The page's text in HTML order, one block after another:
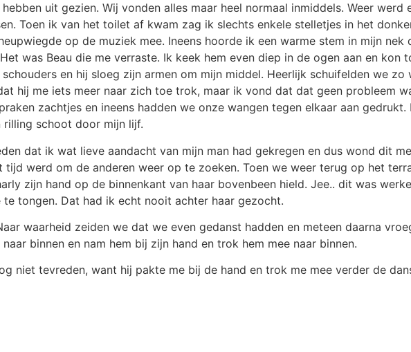
uit gezien. Wij vonden alles maar heel normaal inmiddels. Weer werd
Toen ik van het toilet af kwam zag ik slechts enkele stelletjes in het
op de muziek mee. Ineens hoorde ik een warme stem in mijn
was Beau die me verraste. Ik keek hem even diep in de ogen aan en kon
en hij sloeg zijn armen om mijn middel. Heerlijk schuifelden we zo
hij me iets meer naar zich toe trok, maar ik vond dat dat geen probleem
zachtjes en ineens hadden we onze wangen tegen elkaar aan gedrukt.
rilling schoot door mijn lijf.
dat ik wat lieve aandacht van mijn man had gekregen en dus wond dit
werd om de anderen weer op te zoeken. Toen we weer terug op het
zijn hand op de binnenkant van haar bovenbeen hield. Jee.. dit was
tongen. Dat had ik echt nooit achter haar gezocht.
waarheid zeiden we dat we even gedanst hadden en meteen daarna
binnen en nam hem bij zijn hand en trok hem mee naar binnen.
niet tevreden, want hij pakte me bij de hand en trok me mee verder de